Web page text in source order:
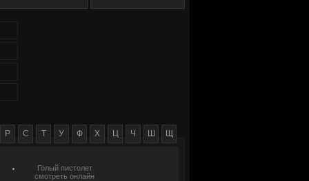
Голый пистолет
смотреть онлайн
Р С Т У Ф Х Ц Ч Ш
Щ